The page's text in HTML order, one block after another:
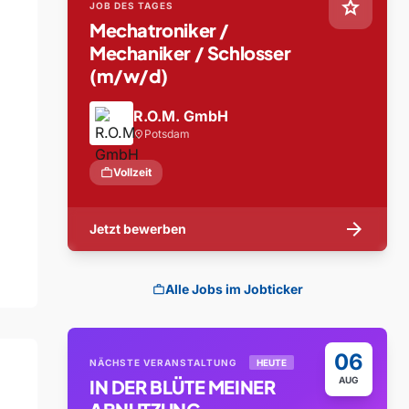
star
JOB DES TAGES
Mechatroniker /
Mechaniker / Schlosser
(m/w/d)
R.O.M. GmbH
location_on Potsdam
workVollzeit
Jetzt bewerben arrow_forward
workAlle Jobs im Jobticker
06
AUG
NÄCHSTE VERANSTALTUNG HEUTE
IN DER BLÜTE MEINER